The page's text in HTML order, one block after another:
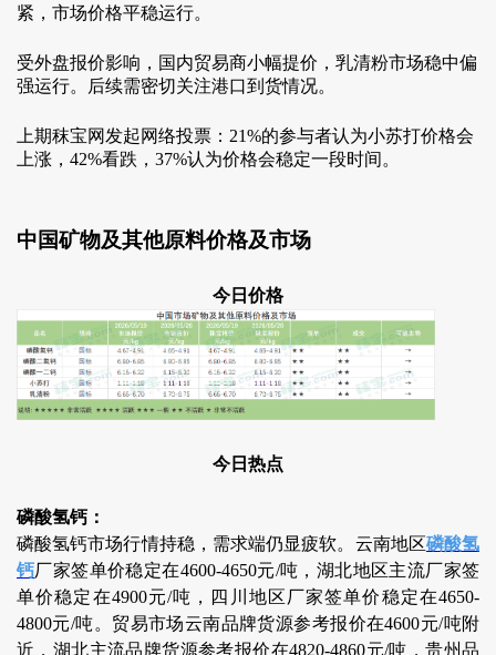
紧，市场价格平稳运行。
受外盘报价影响，国内贸易商小幅提价，乳清粉市场稳中偏
强运行。后续需密切关注港口到货情况。
上期秣宝网发起网络投票：21%的参与者认为小苏打价格会
上涨，42%看跌，37%认为价格会稳定一段时间。
中国矿物及其他原料价格及市场
今日价格
今日热点
磷酸氢钙：
磷酸氢钙市场行情持稳，需求端仍显疲软。云南地区磷酸氢
钙厂家签单价稳定在4600-4650元/吨，湖北地区主流厂家签
单价稳定在4900元/吨，四川地区厂家签单价稳定在4650-
4800元/吨。贸易市场云南品牌货源参考报价在4600元/吨附
近，湖北主流品牌货源参考报价在4820-4860元/吨，贵州品